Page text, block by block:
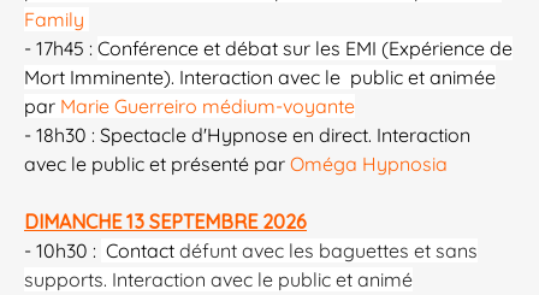
Family
- 17h45 : Conférence et débat sur les EMI (Expérience de
Mort Imminente). Interaction avec le public et animée
par Marie Guerreiro médium-voyante
- 18h30 : Spectacle d'Hypnose en direct. Interaction
avec le public et présenté par Oméga Hypnosia
DIMANCHE 13 SEPTEMBRE 2026
- 10h30 : Contact défunt avec les baguettes et sans
supports. Interaction avec le public et animé